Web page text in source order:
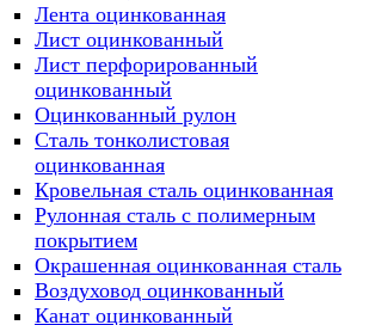
Лента оцинкованная
Лист оцинкованный
Лист перфорированный
оцинкованный
Оцинкованный рулон
Сталь тонколистовая
оцинкованная
Кровельная сталь оцинкованная
Рулонная сталь с полимерным
покрытием
Окрашенная оцинкованная сталь
Воздуховод оцинкованный
Канат оцинкованный